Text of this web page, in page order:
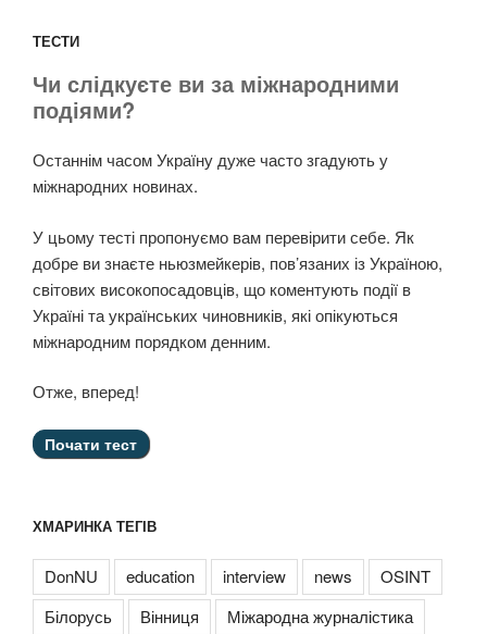
ТЕСТИ
Чи слідкуєте ви за міжнародними
подіями?
Останнім часом Україну дуже часто згадують у
міжнародних новинах.
У цьому тесті пропонуємо вам перевірити себе. Як
добре ви знаєте ньюзмейкерів, пов’язаних із Україною,
світових високопосадовців, що коментують події в
Україні та українських чиновників, які опікуються
міжнародним порядком денним.
Отже, вперед!
ХМАРИНКА ТЕГІВ
DonNU education interview news
OSINT
Білорусь
Вінниця
Міжародна журналістика